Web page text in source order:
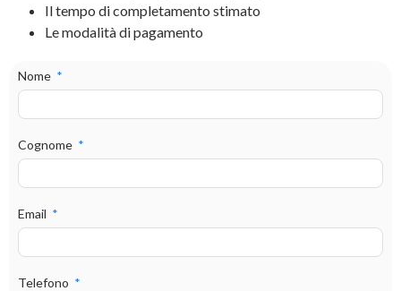
Il tempo di completamento stimato
Le modalità di pagamento
Nome
Cognome
Email
Telefono